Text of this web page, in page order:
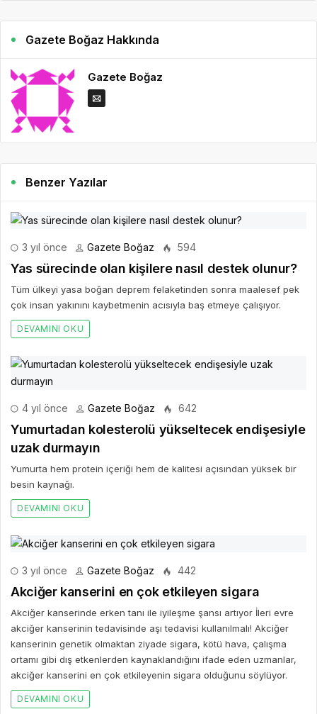
Gazete Boğaz Hakkında
Gazete Boğaz
Benzer Yazılar
3 yıl önce Gazete Boğaz 594
Yas sürecinde olan kişilere nasıl destek olunur?
Tüm ülkeyi yasa boğan deprem felaketinden sonra maalesef pek
çok insan yakınını kaybetmenin acısıyla baş etmeye çalışıyor.
DEVAMINI OKU
4 yıl önce Gazete Boğaz 642
Yumurtadan kolesterolü yükseltecek endişesiyle
uzak durmayın
Yumurta hem protein içeriği hem de kalitesi açısından yüksek bir
besin kaynağı.
DEVAMINI OKU
3 yıl önce Gazete Boğaz 442
Akciğer kanserini en çok etkileyen sigara
Akciğer kanserinde erken tanı ile iyileşme şansı artıyor İleri evre
akciğer kanserinin tedavisinde aşı tedavisi kullanılmalı! Akciğer
kanserinin genetik olmaktan ziyade sigara, kötü hava, çalışma
ortamı gibi dış etkenlerden kaynaklandığını ifade eden uzmanlar,
akciğer kanserini en çok etkileyenin sigara olduğunu söylüyor.
DEVAMINI OKU